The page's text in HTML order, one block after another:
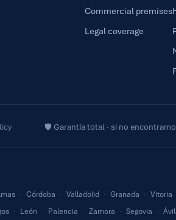
Commercial premises
Legal coverage
🛡 Garantía total · si no
· Córdoba · Valladolid · Granada · Vitoria
· León · Palencia · Zamora · Segovia ·